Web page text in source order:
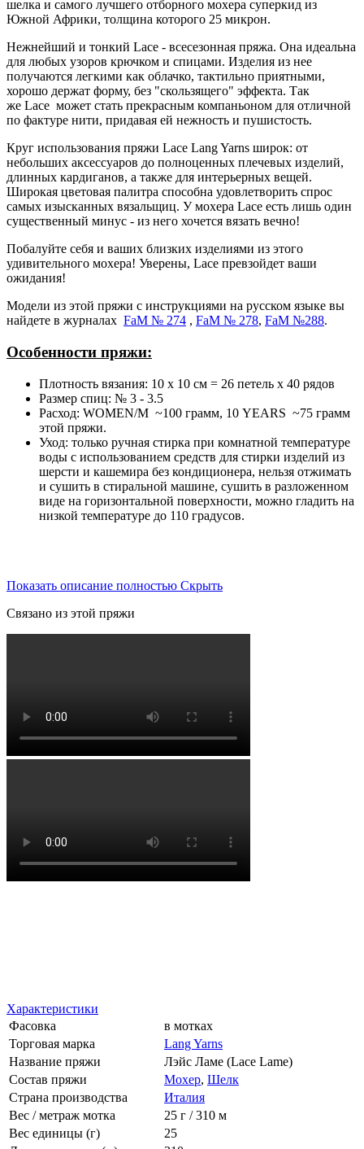
шелка и самого лучшего отборного мохера суперкид из
Южной Африки, толщина которого 25 микрон.
Нежнейший и тонкий Lace - всесезонная пряжа. Она идеальна
для любых узоров крючком и спицами. Изделия из нее
получаются легкими как облачко, тактильно приятными,
хорошо держат форму, без "скользящего" эффекта. Так
же Lace может стать прекрасным компаньоном для отличной
по фактуре нити, придавая ей нежность и пушистость.
Круг использования пряжи Lace Lang Yarns широк: от
небольших аксессуаров до полноценных плечевых изделий,
длинных кардиганов, а также для интерьерных вещей.
Широкая цветовая палитра способна удовлетворить спрос
самых изысканных вязальщиц. У мохера Lace есть лишь один
существенный минус - из него хочется вязать вечно!
Побалуйте себя и ваших близких изделиями из этого
удивительного мохера! Уверены, Lace превзойдет ваши
ожидания!
Модели из этой пряжи с инструкциями на русском языке вы
найдете в журналах FaM № 274 , FaM № 278, FaM №288.
Особенности пряжи:
Плотность вязания: 10 х 10 см = 26 петель х 40 рядов
Размер спиц: № 3 - 3.5
Расход: WOMEN/M ~100 грамм, 10 YEARS ~75 грамм
этой пряжи.
Уход: только ручная стирка при комнатной температуре
воды с использованием средств для стирки изделий из
шерсти и кашемира без кондиционера, нельзя отжимать
и сушить в стиральной машине, сушить в разложенном
виде на горизонтальной поверхности, можно гладить на
низкой температуре до 110 градусов.
Показать описание полностью Скрыть
Связано из этой пряжи
Характеристики
Фасовка
в мотках
Торговая марка
Lang Yarns
Название пряжи
Лэйс Ламе (Lace Lame)
Состав пряжи
Мохер, Шелк
Страна производства
Италия
Вес / метраж мотка
25 г / 310 м
Вес единицы (г)
25